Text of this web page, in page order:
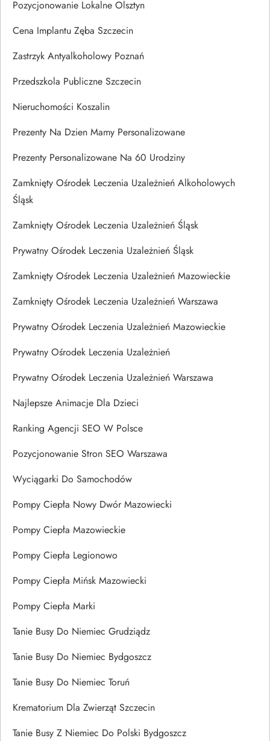
Pozycjonowanie Lokalne Olsztyn
Cena Implantu Zęba Szczecin
Zastrzyk Antyalkoholowy Poznań
Przedszkola Publiczne Szczecin
Nieruchomości Koszalin
Prezenty Na Dzien Mamy Personalizowane
Prezenty Personalizowane Na 60 Urodziny
Zamknięty Ośrodek Leczenia Uzależnień Alkoholowych
Śląsk
Zamknięty Ośrodek Leczenia Uzależnień Śląsk
Prywatny Ośrodek Leczenia Uzależnień Śląsk
Zamknięty Ośrodek Leczenia Uzależnień Mazowieckie
Zamknięty Ośrodek Leczenia Uzależnień Warszawa
Prywatny Ośrodek Leczenia Uzależnień Mazowieckie
Prywatny Ośrodek Leczenia Uzależnień
Prywatny Ośrodek Leczenia Uzależnień Warszawa
Najlepsze Animacje Dla Dzieci
Ranking Agencji SEO W Polsce
Pozycjonowanie Stron SEO Warszawa
Wyciągarki Do Samochodów
Pompy Ciepła Nowy Dwór Mazowiecki
Pompy Ciepła Mazowieckie
Pompy Ciepła Legionowo
Pompy Ciepła Mińsk Mazowiecki
Pompy Ciepła Marki
Tanie Busy Do Niemiec Grudziądz
Tanie Busy Do Niemiec Bydgoszcz
Tanie Busy Do Niemiec Toruń
Krematorium Dla Zwierząt Szczecin
Tanie Busy Z Niemiec Do Polski Bydgoszcz